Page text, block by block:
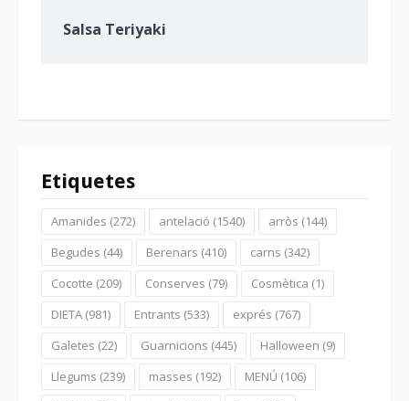
Salsa Teriyaki
Etiquetes
Amanides (272) antelació (1540) arròs (144)
Begudes (44) Berenars (410) carns (342)
Cocotte (209) Conserves (79) Cosmètica (1)
DIETA (981) Entrants (533) exprés (767)
Galetes (22) Guarnicions (445) Halloween (9)
Llegums (239) masses (192) MENÚ (106)